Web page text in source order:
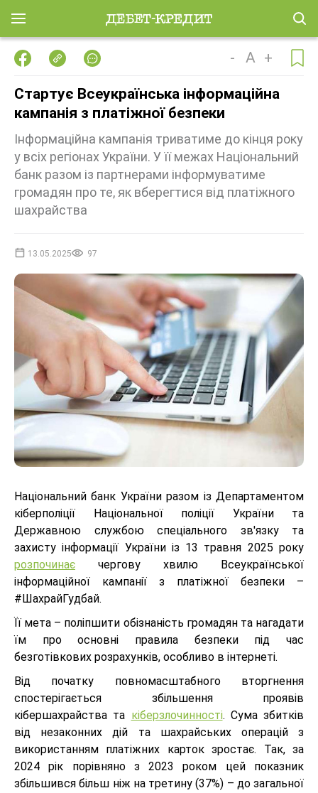
- A +
Стартує Всеукраїнська інформаційна
кампанія з платіжної безпеки
Інформаційна кампанія триватиме до кінця року
у всіх регіонах України. У її межах Національний
банк разом із партнерами інформуватиме
громадян про те, як вберегтися від платіжного
шахрайства
13.05.2025 97
Національний банк України разом із Департаментом
кіберполіції Національної поліції України та
Державною службою спеціального зв'язку та
захисту інформації України із 13 травня 2025 року
розпочинає чергову хвилю Всеукраїнської
інформаційної кампанії з платіжної безпеки –
#ШахрайГудбай.
Її мета – поліпшити обізнаність громадян та нагадати
їм про основні правила безпеки під час
безготівкових розрахунків, особливо в інтернеті.
Від початку повномасштабного вторгнення
спостерігається збільшення проявів
кібершахрайства та кіберзлочинності. Сума збитків
від незаконних дій та шахрайських операцій з
використанням платіжних карток зростає. Так, за
2024 рік порівняно з 2023 роком цей показник
збільшився більш ніж на третину (37%) – до загальної